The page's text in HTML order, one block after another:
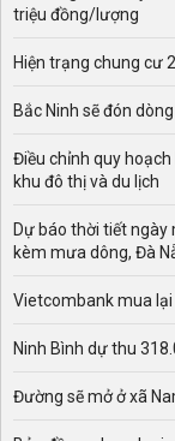
triệu đồng/lượng
Hiện trạng chung cư
Bắc Ninh sẽ đón
Điều chỉnh quy
khu đô thị và du lịch
Dự báo thời tiết ngày
kèm mưa dông, Đà
Vietcombank mua
Ninh Bình dự thu
Đường sẽ mở ở xã